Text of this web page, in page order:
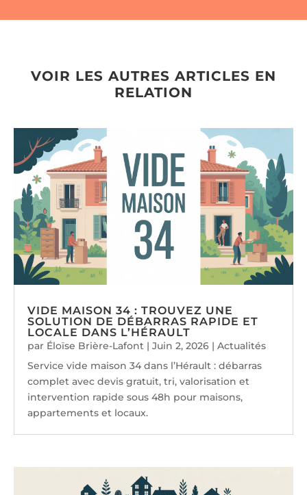
VOIR LES AUTRES ARTICLES EN
RELATION
VIDE MAISON 34 : TROUVEZ UNE
SOLUTION DE DÉBARRAS RAPIDE ET
LOCALE DANS L’HÉRAULT
par Éloïse Brière-Lafont |Juin 2, 2026 |Actualités
Service vide maison 34 dans l’Hérault : débarras
complet avec devis gratuit, tri, valorisation et
intervention rapide sous 48h pour maisons,
appartements et locaux.